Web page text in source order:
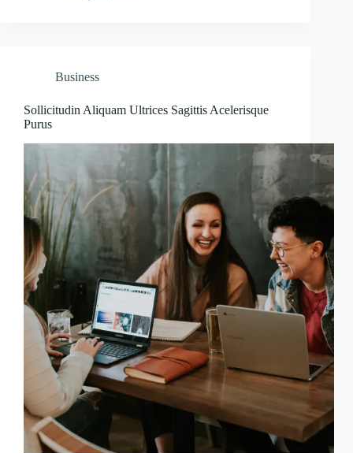
Business
Sollicitudin Aliquam Ultrices Sagittis Acelerisque
Purus